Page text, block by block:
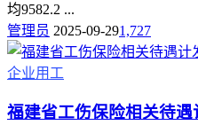
均9582.2 ...
管理员 2025-09-291,727
企业用工
福建省工伤保险相关待遇